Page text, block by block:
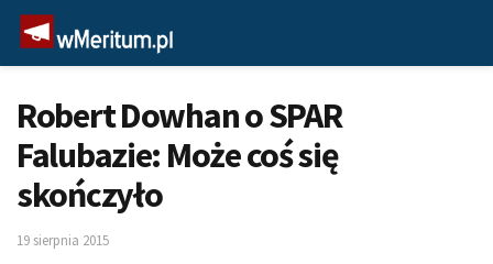
Robert Dowhan o SPAR
Falubazie: Może coś się
skończyło
19 sierpnia 2015